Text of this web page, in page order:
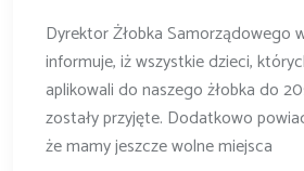
Dyrektor Żłobka Samorządowego
informuje, iż wszystkie dzieci,
aplikowali do naszego żłobka do
zostały przyjęte. Dodatkowo
że mamy jeszcze wolne miejsca